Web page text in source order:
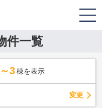
件一覧
3 棟を表示
変更